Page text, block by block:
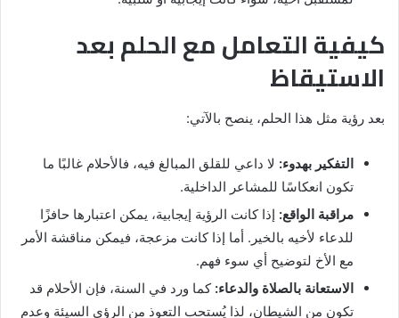
كيفية التعامل مع الحلم بعد
الاستيقاظ
بعد رؤية مثل هذا الحلم، ينصح بالآتي:
التفكير بهدوء: لا داعي للقلق المبالغ فيه، فالأحلام غالبًا ما
تكون انعكاسًا للمشاعر الداخلية.
مراقبة الواقع: إذا كانت الرؤية إيجابية، يمكن اعتبارها حافزًا
للدعاء لأخيه بالخير. أما إذا كانت مزعجة، فيمكن مناقشة الأمر
مع الأخ لتوضيح أي سوء فهم.
الاستعانة بالصلاة والدعاء: كما ورد في السنة، فإن الأحلام قد
تكون من الشيطان، لذا يُستحب التعوذ من الرؤى السيئة وعدم